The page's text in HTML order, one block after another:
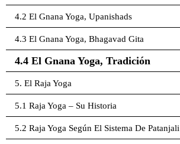
4.2 El Gnana Yoga, Upanishads
4.3 El Gnana Yoga, Bhagavad Gita
4.4 El Gnana Yoga, Tradición
5. El Raja Yoga
5.1 Raja Yoga – Su Historia
5.2 Raja Yoga Según El Sistema De Patanjali